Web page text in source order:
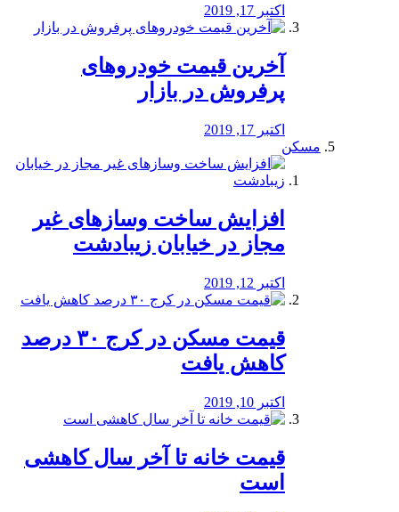
اکتبر 17, 2019
آخرین قیمت خودرو‌های
پرفروش در بازار
اکتبر 17, 2019
مسکن
افزایش ساخت وسازهای غیر
مجاز در خیابان زیبادشت
اکتبر 12, 2019
️قیمت مسکن در کرج ۳۰ درصد
کاهش یافت
اکتبر 10, 2019
قیمت خانه تا آخر سال کاهشی
است